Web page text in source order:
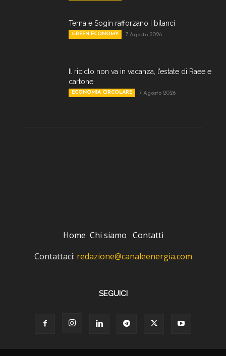
Terna e Sogin rafforzano i bilanci
GREEN ECONOMY 7 Agosto 2026
Il riciclo non va in vacanza, l’estate di Raee e
cartone
ECONOMIA CIRCOLARE 7 Agosto 2026
Home Chi siamo Contatti
Contattaci: redazione@canaleenergia.com
SEGUICI